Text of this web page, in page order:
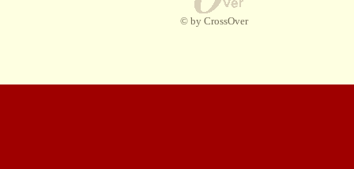
© by CrossOver